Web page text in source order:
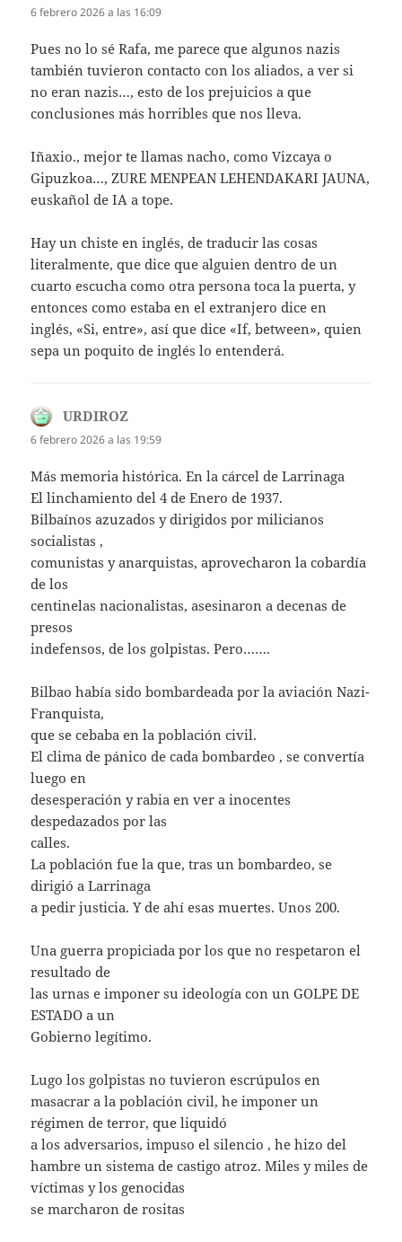
6 febrero 2026 a las 16:09
Pues no lo sé Rafa, me parece que algunos nazis
también tuvieron contacto con los aliados, a ver si
no eran nazis…, esto de los prejuicios a que
conclusiones más horribles que nos lleva.
Iñaxio., mejor te llamas nacho, como Vizcaya o
Gipuzkoa…, ZURE MENPEAN LEHENDAKARI JAUNA,
euskañol de IA a tope.
Hay un chiste en inglés, de traducir las cosas
literalmente, que dice que alguien dentro de un
cuarto escucha como otra persona toca la puerta, y
entonces como estaba en el extranjero dice en
inglés, «Si, entre», así que dice «If, between», quien
sepa un poquito de inglés lo entenderá.
URDIROZ
6 febrero 2026 a las 19:59
Más memoria histórica. En la cárcel de Larrinaga
El linchamiento del 4 de Enero de 1937.
Bilbaínos azuzados y dirigidos por milicianos
socialistas ,
comunistas y anarquistas, aprovecharon la cobardía
de los
centinelas nacionalistas, asesinaron a decenas de
presos
indefensos, de los golpistas. Pero…….
Bilbao había sido bombardeada por la aviación Nazi-
Franquista,
que se cebaba en la población civil.
El clima de pánico de cada bombardeo , se convertía
luego en
desesperación y rabia en ver a inocentes
despedazados por las
calles.
La población fue la que, tras un bombardeo, se
dirigió a Larrinaga
a pedir justicia. Y de ahí esas muertes. Unos 200.
Una guerra propiciada por los que no respetaron el
resultado de
las urnas e imponer su ideología con un GOLPE DE
ESTADO a un
Gobierno legítimo.
Lugo los golpistas no tuvieron escrúpulos en
masacrar a la población civil, he imponer un
régimen de terror, que liquidó
a los adversarios, impuso el silencio , he hizo del
hambre un sistema de castigo atroz. Miles y miles de
víctimas y los genocidas
se marcharon de rositas